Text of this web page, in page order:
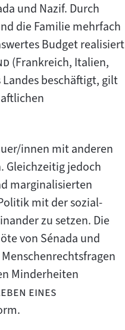
und Nazif. Durch
die Familie mehrfach
Budget realisiert
"(Frankreich, Italien,
beschäftigt, gilt
innen mit anderen
Gleichzeitig jedoch
marginalisierten
mit der sozial-
zu setzen. Die
von Sénada und
Minderheiten
eines